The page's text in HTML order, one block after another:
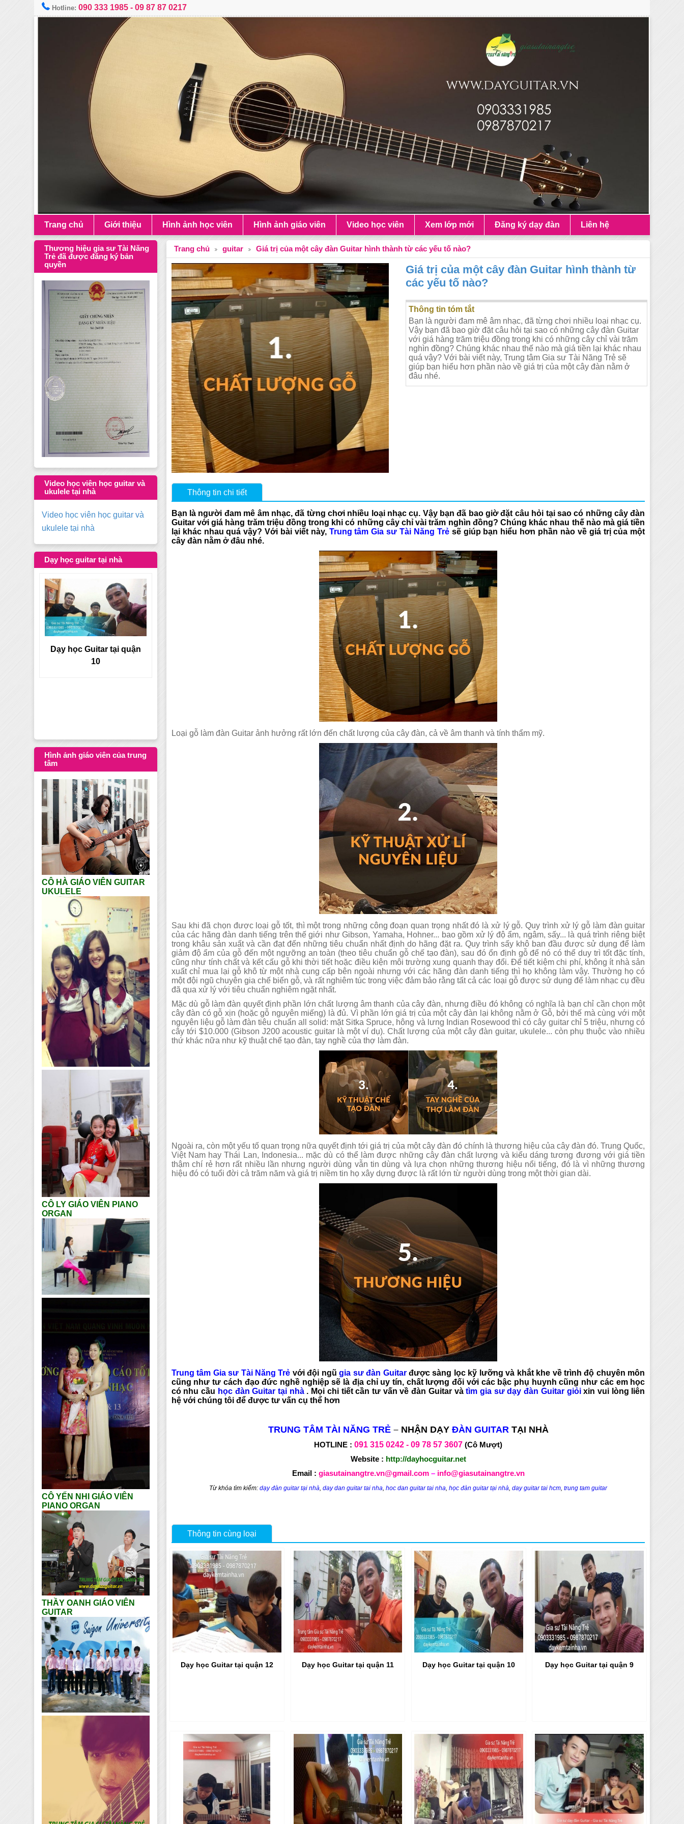
Hotline:090 333 1985 -09 87 87 0217
Trang chủ Giới thiệu Hình ảnh học viên Hình ảnh giáo viên Video học viên Xem lớp mới Đăng ký dạy đàn Liên hệ
Trang chủ guitar Giá trị của một cây đàn Guitar hình thành từ các yếu tố nào?
Giá trị của một cây đàn Guitar hình thành từ
các yếu tố nào?
Thông tin tóm tắt
Bạn là người đam mê âm nhạc, đã từng chơi nhiều loại nhạc cụ.
Vậy bạn đã bao giờ đặt câu hỏi tại sao có những cây đàn Guitar
với giá hàng trăm triệu đồng trong khi có những cây chỉ vài trăm
nghìn đồng? Chúng khác nhau thế nào mà giá tiền lại khác nhau
quá vậy? Với bài viết này, Trung tâm Gia sư Tài Năng Trẻ sẽ
giúp bạn hiểu hơn phần nào về giá trị của một cây đàn nằm ở
đâu nhé.
Thông tin chi tiết
Bạn là người đam mê âm nhạc, đã từng chơi nhiều loại nhạc cụ. Vậy bạn đã bao giờ đặt câu hỏi tại sao có những cây đàn
Guitar với giá hàng trăm triệu đồng trong khi có những cây chỉ vài trăm nghìn đồng? Chúng khác nhau thế nào mà giá tiền
lại khác nhau quá vậy? Với bài viết này, Trung tâm Gia sư Tài Năng Trẻ sẽ giúp bạn hiểu hơn phần nào về giá trị của một
cây đàn nằm ở đâu nhé.
Loại gỗ làm đàn Guitar ảnh hưởng rất lớn đến chất lượng của cây đàn, cả về âm thanh và tính thẩm mỹ.
Sau khi đã chọn được loại gỗ tốt, thì một trong những công đoạn quan trọng nhất đó là xử lý gỗ. Quy trình xử lý gỗ làm đàn guitar
của các hãng đàn danh tiếng trên thế giới như Gibson, Yamaha, Hohner... bao gồm xử lý độ ẩm, ngâm, sấy... là quá trình riêng biệt
trong khâu sản xuất và cần đạt đến những tiêu chuẩn nhất định do hãng đặt ra. Quy trình sấy khô ban đầu được sử dụng để làm
giảm độ ẩm của gỗ đến một ngưỡng an toàn (theo tiêu chuẩn gỗ chế tạo đàn), sau đó ổn định gỗ để nó có thể duy trì tốt đặc tính,
cũng như tính chất và kết cấu gỗ khi thời tiết hoặc điều kiện môi trường xung quanh thay đổi. Để tiết kiệm chi phí, không ít nhà sản
xuất chỉ mua lại gỗ khô từ một nhà cung cấp bên ngoài nhưng với các hãng đàn danh tiếng thì họ không làm vậy. Thường họ có
một đội ngũ chuyên gia chế biến gỗ, và rất nghiêm túc trong việc đảm bảo rằng tất cả các loại gỗ được sử dụng để làm nhạc cụ đều
đã qua xử lý với tiêu chuẩn nghiêm ngặt nhất.
Mặc dù gỗ làm đàn quyết định phần lớn chất lượng âm thanh của cây đàn, nhưng điều đó không có nghĩa là bạn chỉ cần chọn một
cây đàn có gỗ xịn (hoặc gỗ nguyên miếng) là đủ. Vì phần lớn giá trị của một cây đàn lại không nằm ở Gỗ, bởi thế mà cùng với một
nguyên liệu gỗ làm đàn tiêu chuẩn all solid: mặt Sitka Spruce, hông và lưng Indian Rosewood thì có cây guitar chỉ 5 triệu, nhưng có
cây tới $10.000 (Gibson J200 acoustic guitar là một ví dụ). Chất lượng của một cây đàn guitar, ukulele... còn phụ thuộc vào nhiều
thứ khác nữa như kỹ thuật chế tạo đàn, tay nghề của thợ làm đàn.
Ngoài ra, còn một yếu tố quan trọng nữa quyết định tới giá trị của một cây đàn đó chính là thương hiệu của cây đàn đó. Trung Quốc,
Việt Nam hay Thái Lan, Indonesia... mặc dù có thể làm được những cây đàn chất lượng và kiểu dáng tương đương với giá tiền
thậm chí rẻ hơn rất nhiều lần nhưng người dùng vẫn tin dùng và lựa chọn những thương hiệu nổi tiếng, đó là vì những thương
hiệu đó có tuổi đời cả trăm năm và giá trị niềm tin họ xây dựng được là rất lớn từ người dùng trong một thời gian dài.
Trung tâm Gia sư Tài Năng Trẻ với đội ngũ gia sư đàn Guitar được sàng lọc kỹ lưỡng và khắt khe về trình độ chuyên môn
cũng như tư cách đạo đức nghề nghiệp sẽ là địa chỉ uy tín, chất lượng đối với các bậc phụ huynh cũng như các em học
có nhu cầu học đàn Guitar tại nhà . Mọi chi tiết cần tư vấn về đàn Guitar và tìm gia sư dạy đàn Guitar giỏi xin vui lòng liên
hệ với chúng tôi để được tư vấn cụ thể hơn
TRUNG TÂM TÀI NĂNG TRẺ– NHẬN DẠY ĐÀN GUITAR TẠI NHÀ
HOTLINE : 091 3150242 -09 78 57 3607 (Cô Mượt)
Website : http://dayhocguitar.net
Email : giasutainangtre.vn@gmail.com– info@giasutainangtre.vn
Từ khóa tìm kiếm:dạy đàn guitar tại nhà,day dan guitar tai nha,hoc dan guitar tai nha,học đàn guitar tại nhà,day guitar tai hcm,trung tam guitar
Thông tin cùng loại
Dạy học Guitar tại quận 12 Dạy học Guitar tại quận 11 Dạy học Guitar tại quận 10 Dạy học Guitar tại quận 9
Thương hiệu gia sư Tài Năng
Trẻ đã được đăng ký bản
quyền
Video học viên học guitar và
ukulele tại nhà
Video học viên học guitar và
ukulele tại nhà
Dạy học guitar tại nhà
Dạy học Guitar tại quận 9
Dạy học Guitar tại quận 7 Dạy học Guitar tại quận 6
Hình ảnh giáo viên của trung
tâm
CÔ HÀ GIÁO VIÊN GUITAR
UKULELE
CÔ LY GIÁO VIÊN PIANO
ORGAN
CÔ YẾN NHI GIÁO VIÊN
PIANO ORGAN
THẦY OANH GIÁO VIÊN
GUITAR